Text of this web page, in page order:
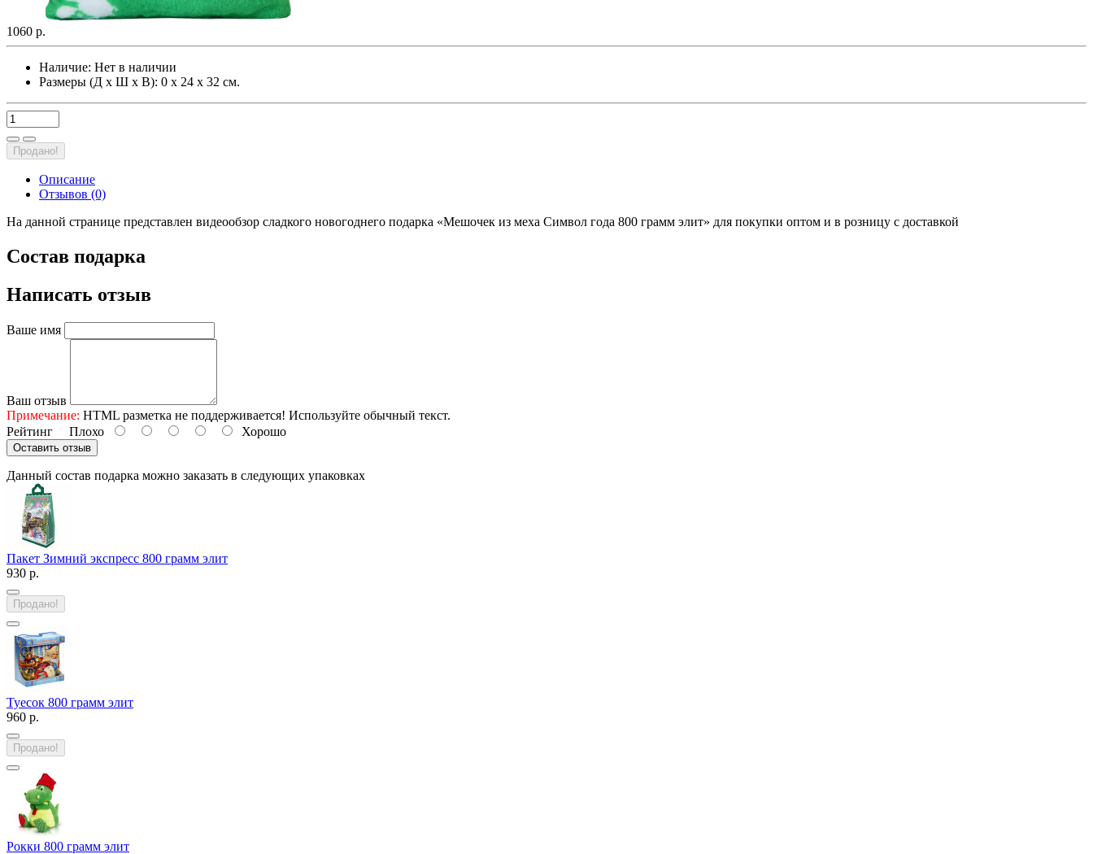
1060 р.
Наличие: Нет в наличии
Размеры (Д х Ш х В): 0 х 24 х 32 см.
Продано!
Описание
Отзывов (0)
На данной странице представлен видеообзор сладкого новогоднего подарка «Мешочек из меха Символ года 800 грамм элит» для покупки оптом и в розницу с доставкой
Состав подарка
Написать отзыв
Ваше имя
Ваш отзыв
Примечание: HTML разметка не поддерживается! Используйте обычный текст.
Рейтинг Плохо Хорошо
Оставить отзыв
Данный состав подарка можно заказать в следующих упаковках
Пакет Зимний экспресс 800 грамм элит
930 р.
Продано!
Туесок 800 грамм элит
960 р.
Продано!
Рокки 800 грамм элит